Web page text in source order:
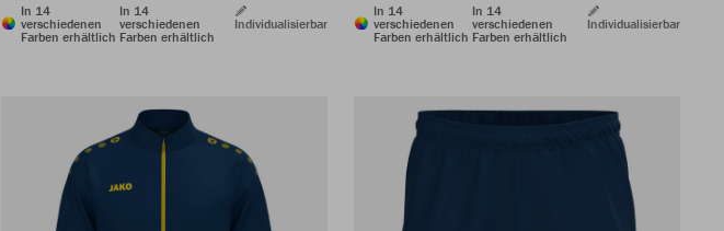
In 14
verschiedenen
Farben erhältlich
In 14
verschiedenen
Farben erhältlich
Individualisierbar
In 14
verschiedenen
Farben erhältlich
In 14
verschiedenen
Farben erhältlich
Individualisierbar